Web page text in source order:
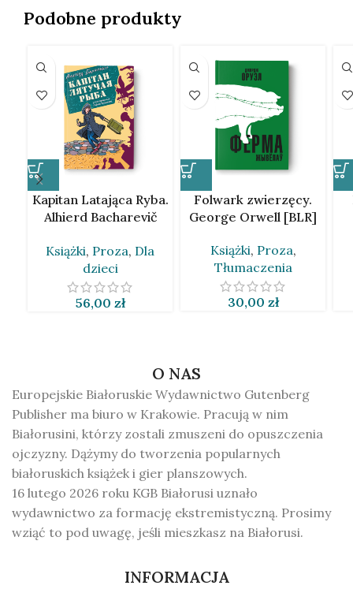
Podobne produkty
Kapitan Latająca Ryba.
Alhierd Bacharevič
Książki, Proza, Dla
dzieci
56,00 zł
Folwark zwierzęcy.
George Orwell [BLR]
Książki, Proza,
Tłumaczenia
30,00 zł
O NAS
Europejskie Białoruskie Wydawnictwo Gutenberg
Publisher ma biuro w Krakowie. Pracują w nim
Białorusini, którzy zostali zmuszeni do opuszczenia
ojczyzny. Dążymy do tworzenia popularnych
białoruskich książek i gier planszowych.
16 lutego 2026 roku KGB Białorusi uznało
wydawnictwo za formację ekstremistyczną. Prosimy
wziąć to pod uwagę, jeśli mieszkasz na Białorusi.
INFORMACJA